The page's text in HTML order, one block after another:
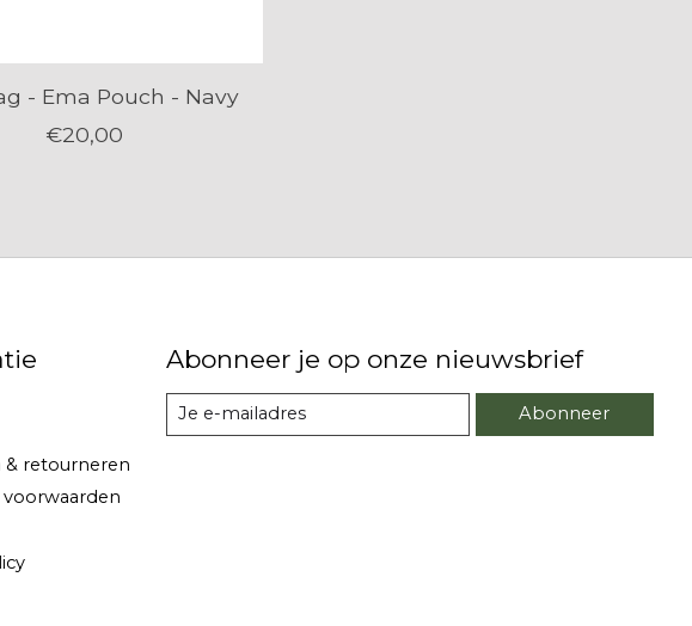
- Ema Pouch - Navy
€20,00
& retourneren
Abonneer je op onze nieuwsbrief
Abonneer